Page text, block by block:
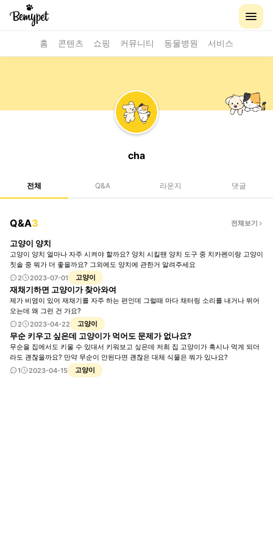
홈 콘텐츠 쇼핑 커뮤니티 동물병원 서비스
cha
전체 Q&A 라운지 댓글
Q&A3 전체보기
고양이 양치
고양이 양치 얼마나 자주 시켜야 할까요? 양치 시킬땐 양치 도구 중 치카펜이랑 고양이
칫솔 중 뭐가 더 좋을까요? 그외에도 양치에 관한거 알려주세요
2
2023-07-01 고양이
재채기하면 고양이가 찾아와여
제가 비염이 있어 재채기를 자주 하는 편인데 그럴때 마다 채터링 소리를 내거나 뛰어
오는데 왜 그런 건 가요?
2
2023-04-22 고양이
무순 키우고 싶은데 고양이가 먹어도 문제가 없나요?
무순을 집에서도 키울 수 있대서 키워보고 싶은데 저희 집 고양이가 혹시나 먹게 되더
라도 괜찮을까요? 만약 무순이 안된다면 괜찮은 대체 식물은 뭐가 있나요?
1
2023-04-15 고양이